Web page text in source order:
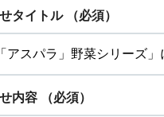
タイトル （必須）
内容 （必須）